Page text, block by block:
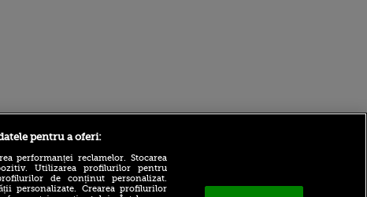
Sport.ro
pentru a oferi:
performanței reclamelor. Stocarea
Utilizarea profilurilor pentru
de conținut personalizat.
personalizate. Crearea profilurilor